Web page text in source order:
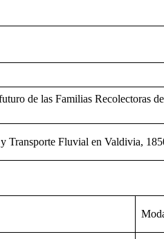
de las Familias Recolectoras
Transporte Fluvial en Valdivia,